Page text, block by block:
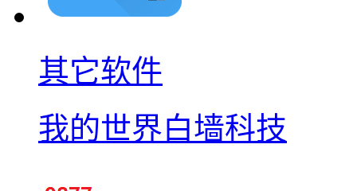
其它软件
我的世界白墙科技